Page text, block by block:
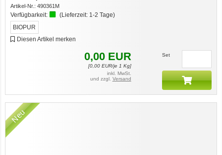
Artikel-Nr.: 490361M
Verfügbarkeit: (Lieferzeit: 1-2 Tage)
BIOPUR
Diesen Artikel merken
0,00 EUR
[0,00EUR/je 1 Kg]
inkl. MwSt.
und zzgl. Versand
Set
Neu